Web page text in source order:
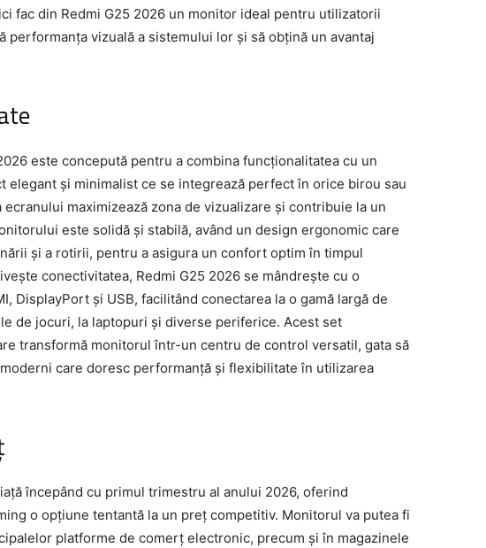
fac din Redmi G25 2026 un monitor ideal pentru utilizatorii
performanța vizuală a sistemului lor și să obțină un avantaj
este concepută pentru a combina funcționalitatea cu un
elegant și minimalist ce se integrează perfect în orice birou sau
ecranului maximizează zona de vizualizare și contribuie la un
este solidă și stabilă, având un design ergonomic care
și a rotirii, pentru a asigura un confort optim în timpul
conectivitatea, Redmi G25 2026 se mândrește cu o
DisplayPort și USB, facilitând conectarea la o gamă largă de
de jocuri, la laptopuri și diverse periferice. Acest set
transformă monitorul într-un centru de control versatil, gata să
care doresc performanță și flexibilitate în utilizarea
începând cu primul trimestru al anului 2026, oferind
o opțiune tentantă la un preț competitiv. Monitorul va putea fi
platforme de comerț electronic, precum și în magazinele